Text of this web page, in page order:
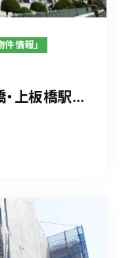
件情報」
上板橋駅...